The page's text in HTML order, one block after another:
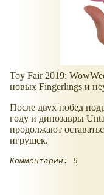
Toy Fair 2019:
новых Fingerlings и
После двух побед
году и динозавры
продолжают
игрушек.
Комментарии: 6